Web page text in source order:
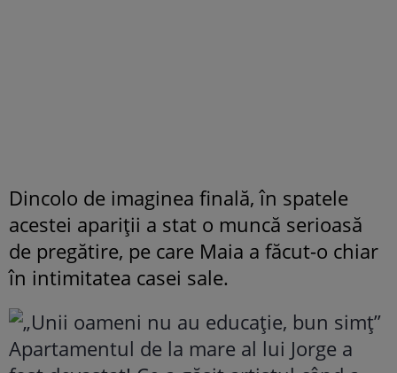
Dincolo de imaginea finală, în spatele
acestei apariții a stat o muncă serioasă
de pregătire, pe care Maia a făcut-o chiar
în intimitatea casei sale.